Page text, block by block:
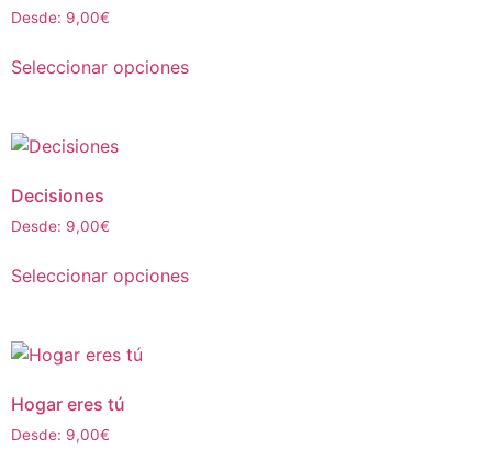
Desde: 9,00€
Seleccionar opciones
Decisiones
Desde: 9,00€
Seleccionar opciones
Hogar eres tú
Desde: 9,00€